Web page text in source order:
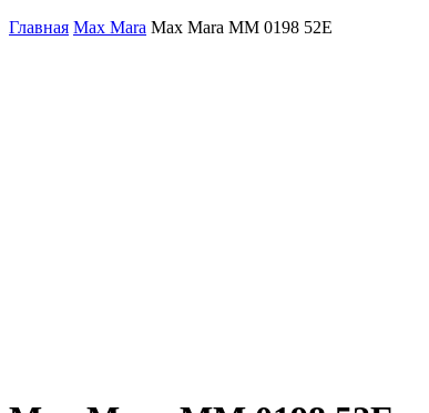
Главная Max Mara Max Mara MM 0198 52E